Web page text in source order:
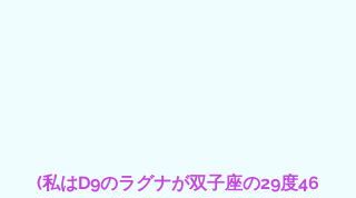
(私はD9のラグナが双子座の29度46